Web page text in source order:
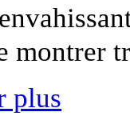
montrer
plus